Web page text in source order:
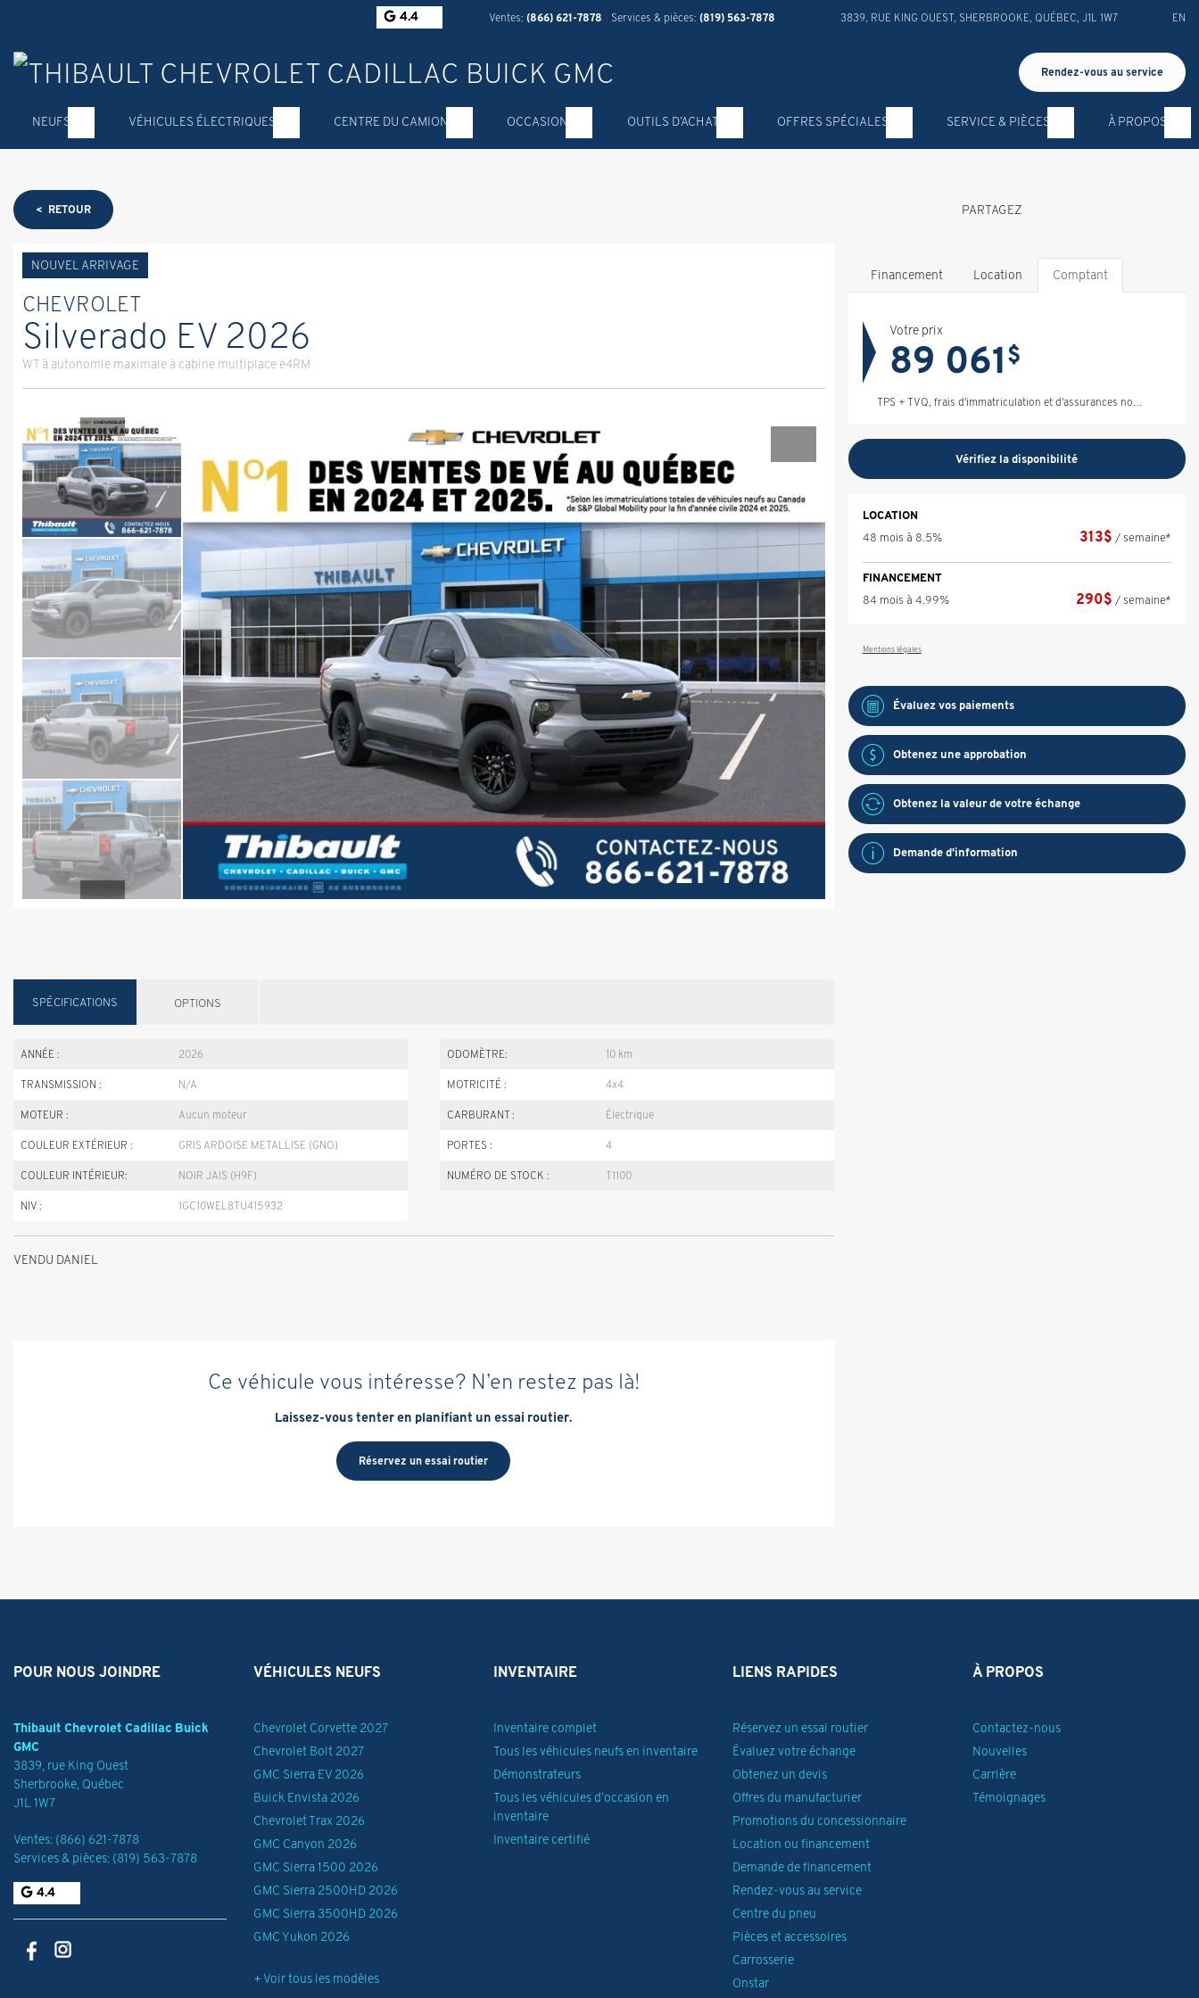
4.4 Ventes: (866) 621-7878 Services & pièces: (819) 563-7878 3839, RUE KING OUEST SHERBROOKE QUÉBEC J1L 1W7 EN
Rendez-vous au service
NEUFS VÉHICULES ÉLECTRIQUES CENTRE DU CAMION OCCASION OUTILS D’ACHAT OFFRES SPÉCIALES SERVICE & PIÈCES À PROPOS
< RETOUR PARTAGEZ
NOUVEL ARRIVAGE
CHEVROLET
Silverado EV 2026
WT à autonomie maximale à cabine multiplace e4RM
SPÉCIFICATIONS OPTIONS
ANNÉE : 2026 ODOMÈTRE: 10 km
TRANSMISSION : N/A MOTRICITÉ : 4x4
MOTEUR : Aucun moteur CARBURANT : Électrique
COULEUR EXTÉRIEUR : GRIS ARDOISE METALLISE (GNO) PORTES : 4
COULEUR INTÉRIEUR: NOIR JAIS (H9F) NUMÉRO DE STOCK : T1100
NIV : 1GC10WEL8TU415932
VENDU DANIEL
Ce véhicule vous intéresse? N’en restez pas là!
Laissez-vous tenter en planifiant un essai routier.
Réservez un essai routier
Financement Location Comptant
Votre prix
89 061$
TPS + TVQ, frais d'immatriculation et d'assurances non inclus.
Vérifiez la disponibilité
LOCATION
48 mois à 8.5%
313$ / semaine*
FINANCEMENT
84 mois à 4.99%
290$ / semaine*
Mentions légales
Évaluez vos paiements
Obtenez une approbation
Obtenez la valeur de votre échange
Demande d'information
POUR NOUS JOINDRE
Thibault Chevrolet Cadillac Buick
GMC
3839, rue King Ouest
Sherbrooke, Québec
J1L 1W7
Ventes: (866) 621-7878
Services & pièces: (819) 563-7878
4.4
VÉHICULES NEUFS
Chevrolet Corvette 2027
Chevrolet Bolt 2027
GMC Sierra EV 2026
Buick Envista 2026
Chevrolet Trax 2026
GMC Canyon 2026
GMC Sierra 1500 2026
GMC Sierra 2500HD 2026
GMC Sierra 3500HD 2026
GMC Yukon 2026
+ Voir tous les modèles
INVENTAIRE
Inventaire complet
Tous les véhicules neufs en inventaire
Démonstrateurs
Tous les véhicules d’occasion en
inventaire
Inventaire certifié
LIENS RAPIDES
Réservez un essai routier
Évaluez votre échange
Obtenez un devis
Offres du manufacturier
Promotions du concessionnaire
Location ou financement
Demande de financement
Rendez-vous au service
Centre du pneu
Pièces et accessoires
Carrosserie
Onstar
À PROPOS
Contactez-nous
Nouvelles
Carrière
Témoignages